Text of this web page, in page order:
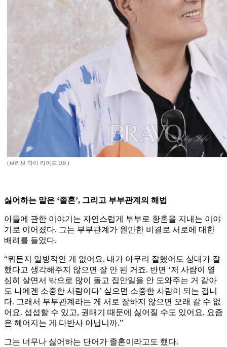
(브라보 마이 라이프 DB )
싫어하는 말은 ‘졸혼’, 그리고 부부관계의 해법
아들에 관한 이야기는 자연스럽게 부부로 황혼을 지내는 이야
기로 이어졌다. 그는 부부관계가 원만한 비결로 서로에 대한
배려를 들었다.
“뭐든지 일방적인 게 없어요. 내가 아무리 잘했어도 상대가 잘
했다고 생각해주지 않으면 잘 안 된 거죠. 반면 ‘저 사람이 열
심히 살면서 밖으로 많이 돌고 집안일을 안 도와주는 거 같아
도 나에겐 소중한 사람이다’ 싶으면 소중한 사람이 되는 겁니
다. 그래서 부부관계라는 게 서로 잘하지 않으면 오래 갈 수 없
어요. 섭섭할 수 있고, 권태기 때문에 싫어질 수도 있어요. 요즘
은 헤어지는 게 다반사 아닙니까.”
그는 너무나 싫어하는 단어가 졸혼이라고도 했다.